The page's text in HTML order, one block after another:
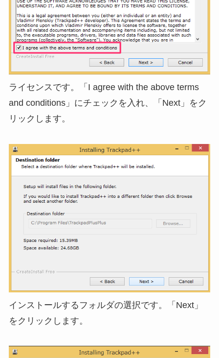
ライセンスです。「I agree with the above terms
and conditions」にチェックを入れ、「Next」をク
リックします。
インストールするフォルダの選択です。「Next」
をクリックします。